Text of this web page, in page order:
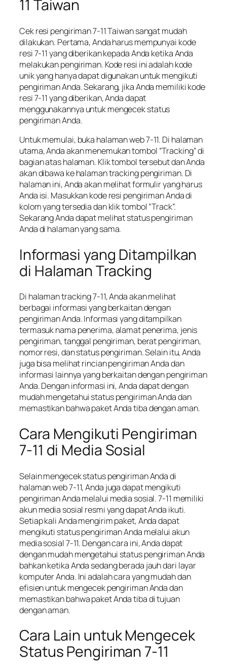
11 Taiwan
Cek resi pengiriman 7-11 Taiwan sangat mudah
dilakukan. Pertama, Anda harus mempunyai kode
resi 7-11 yang diberikan kepada Anda ketika Anda
melakukan pengiriman. Kode resi ini adalah kode
unik yang hanya dapat digunakan untuk mengikuti
pengiriman Anda. Sekarang, jika Anda memiliki kode
resi 7-11 yang diberikan, Anda dapat
menggunakannya untuk mengecek status
pengiriman Anda.
Untuk memulai, buka halaman web 7-11. Di halaman
utama, Anda akan menemukan tombol “Tracking” di
bagian atas halaman. Klik tombol tersebut dan Anda
akan dibawa ke halaman tracking pengiriman. Di
halaman ini, Anda akan melihat formulir yang harus
Anda isi. Masukkan kode resi pengiriman Anda di
kolom yang tersedia dan klik tombol “Track”.
Sekarang Anda dapat melihat status pengiriman
Anda di halaman yang sama.
Informasi yang Ditampilkan
di Halaman Tracking
Di halaman tracking 7-11, Anda akan melihat
berbagai informasi yang berkaitan dengan
pengiriman Anda. Informasi yang ditampilkan
termasuk nama penerima, alamat penerima, jenis
pengiriman, tanggal pengiriman, berat pengiriman,
nomor resi, dan status pengiriman. Selain itu, Anda
juga bisa melihat rincian pengiriman Anda dan
informasi lainnya yang berkaitan dengan pengiriman
Anda. Dengan informasi ini, Anda dapat dengan
mudah mengetahui status pengiriman Anda dan
memastikan bahwa paket Anda tiba dengan aman.
Cara Mengikuti Pengiriman
7-11 di Media Sosial
Selain mengecek status pengiriman Anda di
halaman web 7-11, Anda juga dapat mengikuti
pengiriman Anda melalui media sosial. 7-11 memiliki
akun media sosial resmi yang dapat Anda ikuti.
Setiap kali Anda mengirim paket, Anda dapat
mengikuti status pengiriman Anda melalui akun
media sosial 7-11. Dengan cara ini, Anda dapat
dengan mudah mengetahui status pengiriman Anda
bahkan ketika Anda sedang berada jauh dari layar
komputer Anda. Ini adalah cara yang mudah dan
efisien untuk mengecek pengiriman Anda dan
memastikan bahwa paket Anda tiba di tujuan
dengan aman.
Cara Lain untuk Mengecek
Status Pengiriman 7-11